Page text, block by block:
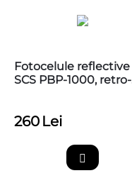
Fotocelule reflective
SCS PBP-1000, retro-
260 Lei